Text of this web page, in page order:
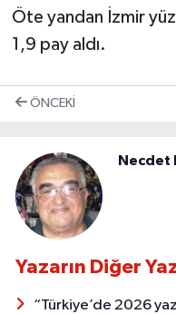
Öte yandan İzmir
1,9 pay aldı.
ÖNCEKI
Necdet
Yazarın Diğer
“Türkiye’de 2026